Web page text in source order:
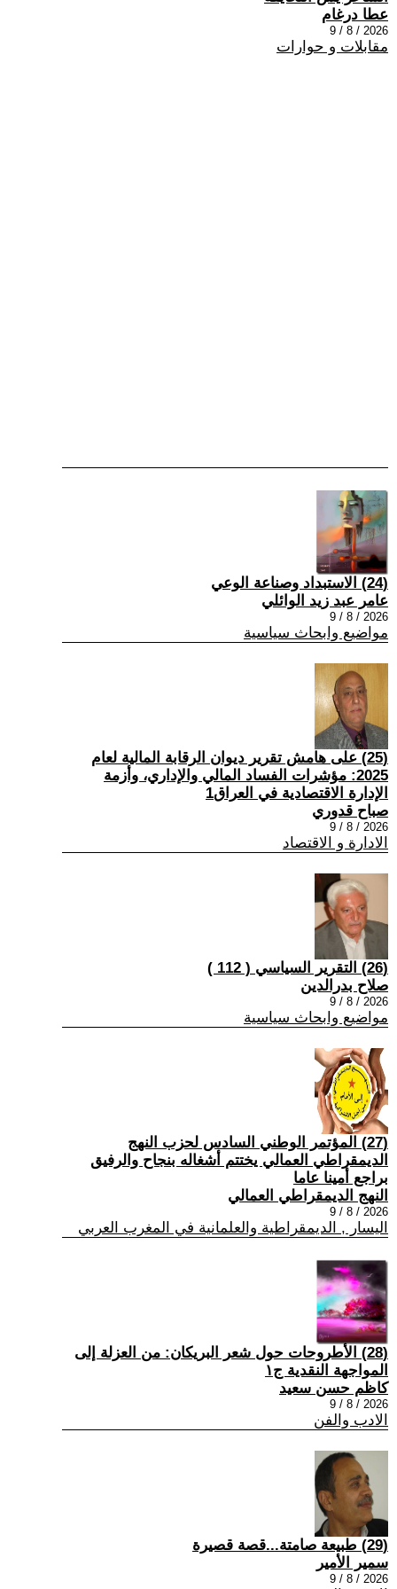
عطا درغام
2026 / 8 / 9
مقابلات و حوارات
(24) الاستبداد وصناعة الوعي
عامر عبد زيد الوائلي
2026 / 8 / 9
مواضيع وابحاث سياسية
(25) على هامش تقرير ديوان الرقابة المالية لعام
2025: مؤشرات الفساد المالي والإداري، وأزمة
الإدارة الاقتصادية في العراق1
صباح قدوري
2026 / 8 / 9
الادارة و الاقتصاد
(26) التقرير السياسي ( 112 )
صلاح بدرالدين
2026 / 8 / 9
مواضيع وابحاث سياسية
(27) المؤتمر الوطني السادس لحزب النهج
الديمقراطي العمالي يختتم أشغاله بنجاح والرفيق
براجع أمينا عاما
النهج الديمقراطي العمالي
2026 / 8 / 9
اليسار , الديمقراطية والعلمانية في المغرب العربي
(28) الأطروحات حول شعر البريكان: من العزلة إلى
المواجهة النقدية ج١
كاظم حسن سعيد
2026 / 8 / 9
الادب والفن
(29) طبيعة صامتة...قصة قصيرة
سمير الأمير
2026 / 8 / 9